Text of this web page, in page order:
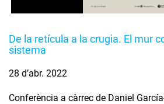
De la retícula a la crugia. El mur
sistema
28 d’abr. 2022
Conferència a càrrec de Daniel